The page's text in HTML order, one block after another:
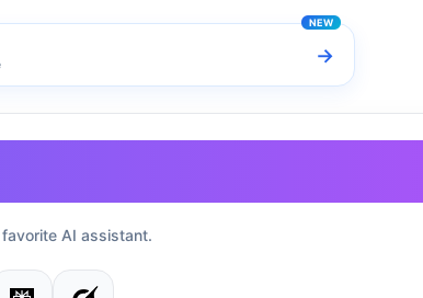
→
AI assistant.